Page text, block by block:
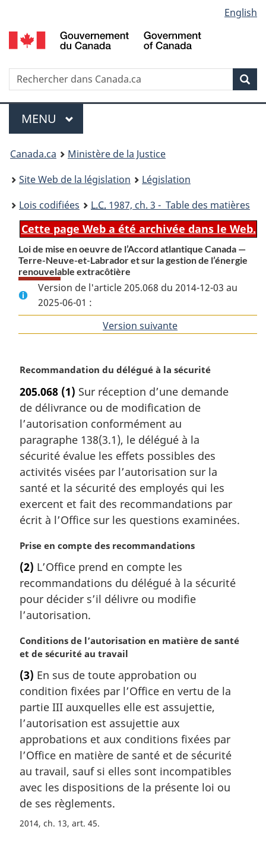
au
contenu
propos
de
la
HTML
simplifiée
selection
English
Recherche
Menu
MENU PRINCIPAL
You
are
here:
Canada.ca
Ministère de la Justice
Site Web de la législation
Législation
Lois codifiées
L.C. 1987, ch. 3 - Table des matières
Cette page Web a été archivée dans le Web.
Loi de mise en oeuvre de l’Accord atlantique Canada —
Terre-Neuve-et-Labrador et sur la gestion de l’énergie
renouvelable extracôtière
Version de l'article 205.068 du 2014-12-03 au
2025-06-01 :
Version suivante
N
t
e
m
a
r
g
i
n
a
e
:
Recommandation du délégué à la sécurité
205.068 (1) Sur réception d’une demande
de délivrance ou de modification de
l’autorisation conformément au
paragraphe 138(3.1), le délégué à la
sécurité évalue les effets possibles des
activités visées par l’autorisation sur la
santé et la sécurité des employés qui les
exercent et fait des recommandations par
écrit à l’Office sur les questions examinées.
N
t
e
m
a
g
i
a
l
:
Prise en compte des recommandations
(2) L’Office prend en compte les
recommandations du délégué à la sécurité
pour décider s’il délivre ou modifie
l’autorisation.
N
o
e
m
a
r
i
n
a
l
e
:
Conditions de l’autorisation en matière de santé
et de sécurité au travail
(3) En sus de toute approbation ou
condition fixées par l’Office en vertu de la
partie III auxquelles elle est assujettie,
l’autorisation est assujettie aux
approbations et aux conditions fixées par
l’Office en matière de santé et de sécurité
au travail, sauf si elles sont incompatibles
avec les dispositions de la présente loi ou
de ses règlements.
2014, ch. 13, art. 45